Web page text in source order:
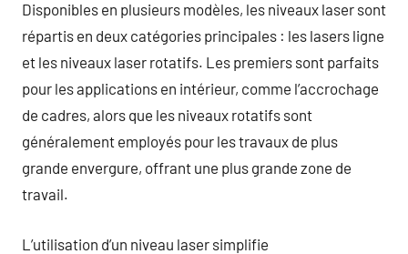
Disponibles en plusieurs modèles, les niveaux laser sont
répartis en deux catégories principales : les lasers ligne
et les niveaux laser rotatifs. Les premiers sont parfaits
pour les applications en intérieur, comme l’accrochage
de cadres, alors que les niveaux rotatifs sont
généralement employés pour les travaux de plus
grande envergure, offrant une plus grande zone de
travail.
L’utilisation d’un niveau laser simplifie